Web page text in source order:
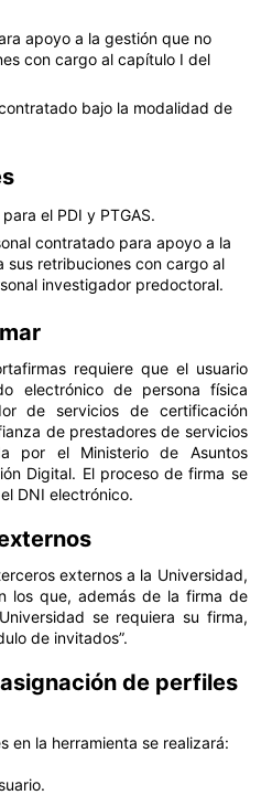
apoyo a la gestión que no
con cargo al capítulo I del
bajo la modalidad de
el PDI y PTGAS.
contratado para apoyo a la
sus retribuciones con cargo al
investigador predoctoral.
requiere que el usuario
electrónico de persona física
de servicios de certificación
de prestadores de servicios
por el Ministerio de Asuntos
Digital. El proceso de firma se
DNI electrónico.
externos a la Universidad,
los que, además de la firma de
se requiera su firma,
de invitados”.
de perfiles
en la herramienta se realizará: